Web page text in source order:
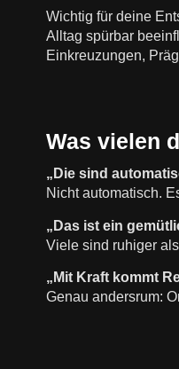
Wichtig für deine
Alltag spürbar
Einkreuzungen,
Was vielen
„Die sind
Nicht automatisch.
„Das ist ein
Viele sind ruhiger
„Mit Kraft kommt
Genau andersrum: